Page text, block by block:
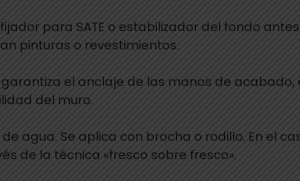
fijador para SATE o estabilizador del fondo
pinturas o revestimientos.
el anclaje de las manos de
del muro.
agua. Se aplica con brocha o rodillo. En el
de la técnica «fresco sobre fresco».